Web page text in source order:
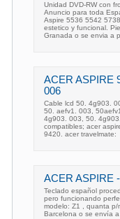
Unidad DVD-RW con
Anuncio para toda
Aspire 5536 5542
estetico y funcional.
Granada o se envia a
ACER ASPIRE
006
Cable lcd 50. 4g903.
50. aefv1. 003,
4g903. 003, 50.
compatibles; acer
9420. acer travelmate:
ACER ASPIRE
Teclado español
pero funcionando
modelo: Z1 , quanta p/
Barcelona o se envía